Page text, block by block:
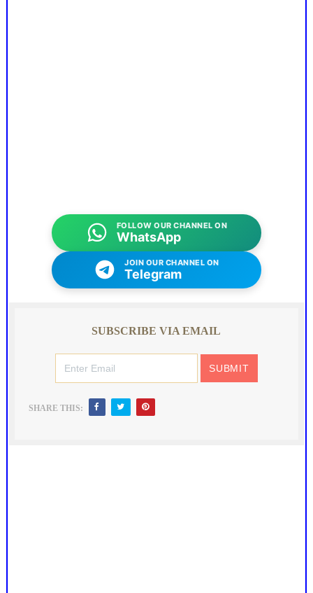
FOLLOW OUR CHANNEL ON
WhatsApp
JOIN OUR CHANNEL ON
Telegram
SUBSCRIBE VIA EMAIL
SHARE THIS: